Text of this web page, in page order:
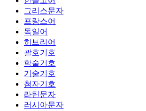
그리스문자
프랑스어
독일어
히브리어
괄호기호
학술기호
기술기호
첨자기호
라틴문자
러시아문자